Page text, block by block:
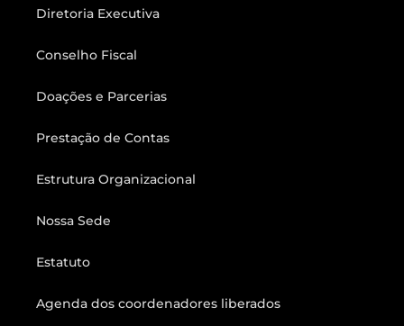
Diretoria Executiva
Conselho Fiscal
Doações e Parcerias
Prestação de Contas
Estrutura Organizacional
Nossa Sede
Estatuto
Agenda dos coordenadores liberados